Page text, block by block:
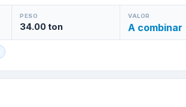
PESO
34.00ton
VALOR
A combinar